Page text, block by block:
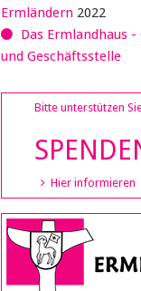
Ermländern 2022
Das Ermlandhaus
und Geschäftsstelle
Bitte unterstützen
Hier informieren